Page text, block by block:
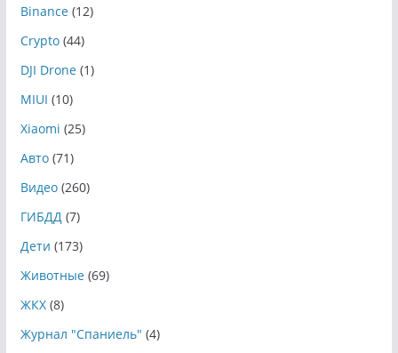
Binance(12)
Crypto(44)
DJI Drone(1)
MIUI (10)
Xiaomi (25)
Авто(71)
Видео(260)
ГИБДД (7)
Дети (173)
Животные(69)
ЖКХ(8)
Журнал "Спаниель" (4)